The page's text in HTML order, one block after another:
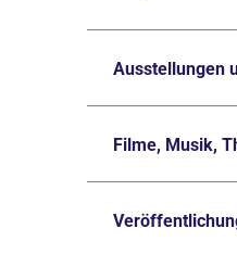
Ausstellungen
Filme, Musik,